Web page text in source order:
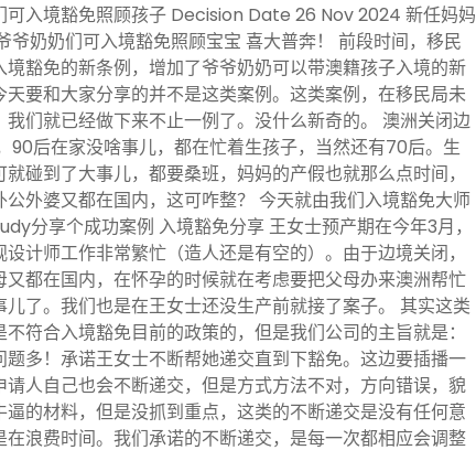
可入境豁免照顾孩子 Decision Date 26 Nov 2024 新任妈妈
爷奶奶们可入境豁免照顾宝宝 喜大普奔！ 前段时间，移民
境豁免的新条例，增加了爷爷奶奶可以带澳籍孩子入境的新
天要和大家分享的并不是这类案例。这类案例，在移民局未
我们就已经做下来不止一例了。没什么新奇的。 澳洲关闭边
90后在家没啥事儿，都在忙着生孩子，当然还有70后。生
就碰到了大事儿，都要桑班，妈妈的产假也就那么点时间，
公外婆又都在国内，这可咋整？ 今天就由我们入境豁免大师
分享个成功案例 入境豁免分享 王女士预产期在今年3月，
设计师工作非常繁忙（造人还是有空的）。由于边境关闭，
又都在国内，在怀孕的时候就在考虑要把父母办来澳洲帮忙
儿了。我们也是在王女士还没生产前就接了案子。 其实这类
不符合入境豁免目前的政策的，但是我们公司的主旨就是：
题多！承诺王女士不断帮她递交直到下豁免。这边要插播一
请人自己也会不断递交，但是方式方法不对，方向错误，貌
逼的材料，但是没抓到重点，这类的不断递交是没有任何意
在浪费时间。我们承诺的不断递交，是每一次都相应会调整